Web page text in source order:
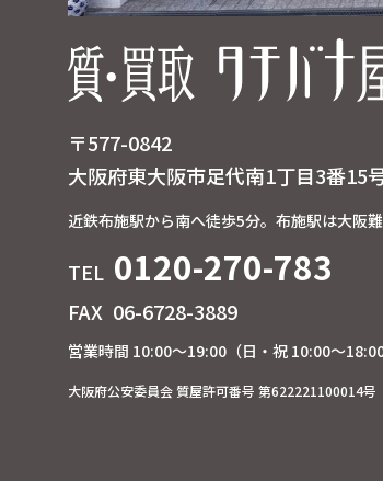
〒577-0842
大阪府東大阪市足代南1丁目3番15
近鉄布施駅から南へ徒歩5分。 布施駅は大阪
TEL 0120-270-783
FAX 06-6728-3889
営業時間 10:00～19:00 （日・祝 10:00～18:00
大阪府公安委員会 質屋許可番号 第622221100014号